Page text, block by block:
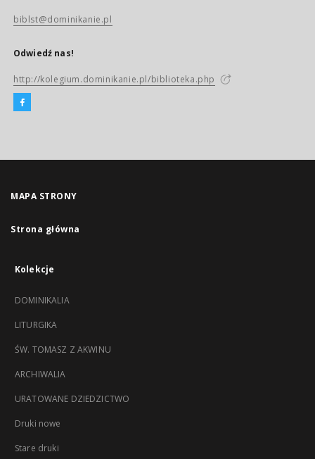
biblst@dominikanie.pl
Odwiedź nas!
http://kolegium.dominikanie.pl/biblioteka.php
MAPA STRONY
Strona główna
Kolekcje
DOMINIKALIA
LITURGIKA
ŚW. TOMASZ Z AKWINU
ARCHIWALIA
URATOWANE DZIEDZICTWO
Druki nowe
Stare druki